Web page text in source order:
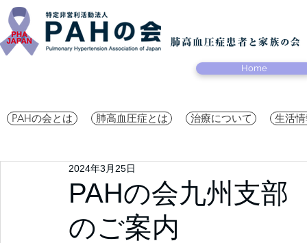
Home
PAHの会とは 肺高血圧症とは 治療について 生活
PAHの会九州支
のご案内
2024年3月25日